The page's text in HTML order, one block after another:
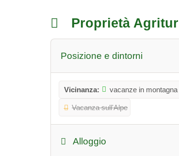
Proprietà
Posizione e dintorni
Vicinanza: vacanze in montagna
Vacanza sull'Alpe
Alloggio